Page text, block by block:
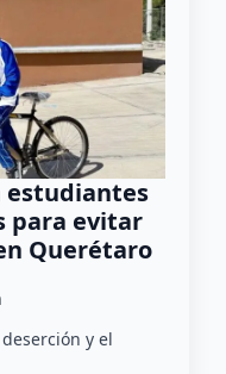
estudiantes
para evitar
Querétaro
y el